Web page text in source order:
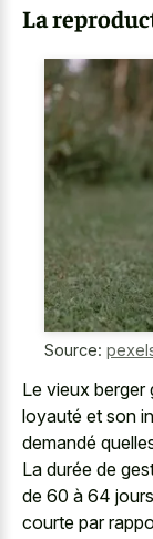
La
Source:
Le vieux berger
loyauté et son
demandé
La durée de
de 60 à 64
courte par